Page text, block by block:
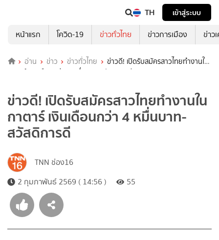
TH
เข้าสู่ระบบ
หน้าแรก
โควิด-19 ข่าวทั่วไทย ข่าวการเมือง ข่าว
อ่าน ข่าว ข่าวทั่วไทย
ข่าวดี! เปิดรับสมัครสาวไทยทำงานใน
กาตาร์ เงินเดือนกว่า 4 หมื่นบาท-สวัสดิการดี
ข่าวดี! เปิดรับสมัครสาวไทยทำงานใน
กาตาร์ เงินเดือนกว่า 4 หมื่นบาท-
สวัสดิการดี
TNN ช่อง16
2 กุมภาพันธ์ 2569 ( 14:56 )
55